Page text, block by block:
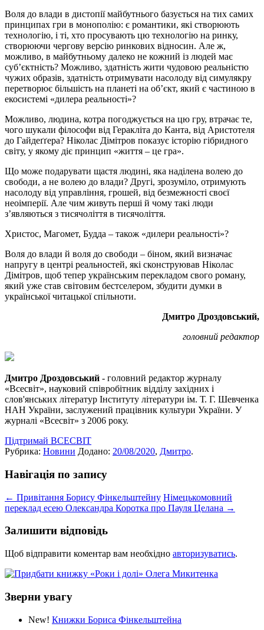
Воля до влади в дистопії майбутнього базується на тих самих
принципах гри в монополію: є романтики, які створюють
технологію, і ті, хто просувають цю технологію на ринку,
створюючи чергову версію ринкових відносин. Але ж,
можливо, в майбутньому далеко не кожний із людей має
суб’єктність? Можливо, здатність жити чудовою реальністю
чужих образів, здатність отримувати насолоду від симулякру
перетворює більшість на планеті на об’єкт, який є частиною в
екосистемі «дилера реальності»?
Можливо, людина, котра погоджується на цю гру, втрачає те,
чого шукали філософи від Геракліта до Канта, від Аристотеля
до Гайдеґґера? Ніколас Дімітров показує історію гібридного
світу, у якому діє принцип «життя – це гра».
Що може подарувати щастя людині, яка наділена волею до
свободи, а не волею до влади? Другі, зрозуміло, отримують
насолоду від управління, грошей, від безмежності своєї
неоімперії. Але чим живуть перші й чому такі люди
з’являються з тисячоліття в тисячоліття.
Христос, Магомет, Будда – також «дилери реальності»?
Воля до влади й воля до свободи – біном, який визначає
напругу в центрі реальностей, які сконструював Ніколас
Дімітров, щоб тепер українським перекладом свого роману,
який уже став світовим бестселером, збудити думки в
української читацької спільноти.
Дмитро Дроздовський,
головний редактор
Дмитро Дроздовський - головний редактор журналу
«Всесвіт», науковий співробітник відділу західних і
слов'янських літератур Інституту літератури ім. Т. Г. Шевченка
НАН України, заслужений працівник культури України. У
журналі «Всесвіт» з 2006 року.
Підтримай ВСЕСВІТ
Рубрика: Новини Додано: 20/08/2020, Дмитро.
Навігація по запису
← Привітання Борису Фінкельштейну Німецькомовний
переклад есею Олександра Коротка про Пауля Целана →
Залишити відповідь
Щоб відправити коментар вам необхідно авторизуватись.
Зверни увагу
New! Книжки Бориса Фінкельштейна